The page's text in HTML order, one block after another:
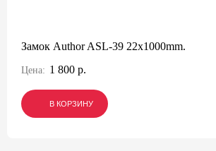
Замок Author ASL-39 22x1000mm.
Цена: 1 800 р.
В КОРЗИНУ
В КОРЗИНУ
В КОРЗИНУ